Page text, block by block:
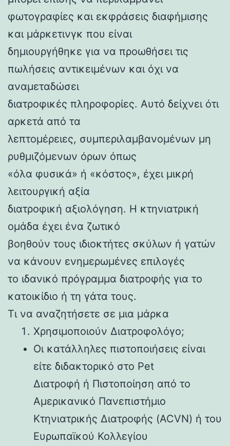
φωτογραφίες και εκφράσεις διαφήμισης
και μάρκετινγκ που είναι
δημιουργήθηκε για να προωθήσει τις
πωλήσεις αντικειμένων και όχι να
αναμεταδώσει
διατροφικές πληροφορίες. Αυτό δείχνει ότι
αρκετά από τα
λεπτομέρειες, συμπεριλαμβανομένων μη
ρυθμιζόμενων όρων όπως
«όλα φυσικά» ή «κόστος», έχει μικρή
λειτουργική αξία
διατροφική αξιολόγηση. Η κτηνιατρική
ομάδα έχει ένα ζωτικό
βοηθούν τους ιδιοκτήτες σκύλων ή γατών
να κάνουν ενημερωμένες επιλογές
το ιδανικό πρόγραμμα διατροφής για το
κατοικίδιο ή τη γάτα τους.
Τι να αναζητήσετε σε μια μάρκα
Χρησιμοποιούν Διατροφολόγο;
Οι κατάλληλες πιστοποιήσεις είναι
είτε διδακτορικό στο Pet
Διατροφή ή Πιστοποίηση από το
Αμερικανικό Πανεπιστήμιο
Κτηνιατρικής Διατροφής (ACVN) ή του
Ευρωπαϊκού Κολλεγίου